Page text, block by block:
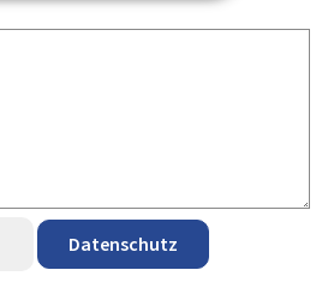
Datenschutz